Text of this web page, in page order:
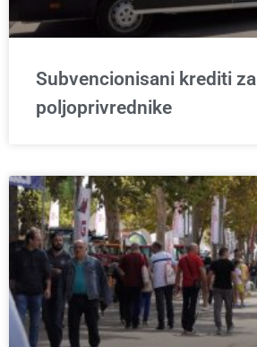
Subvencionisani krediti za
poljoprivrednike